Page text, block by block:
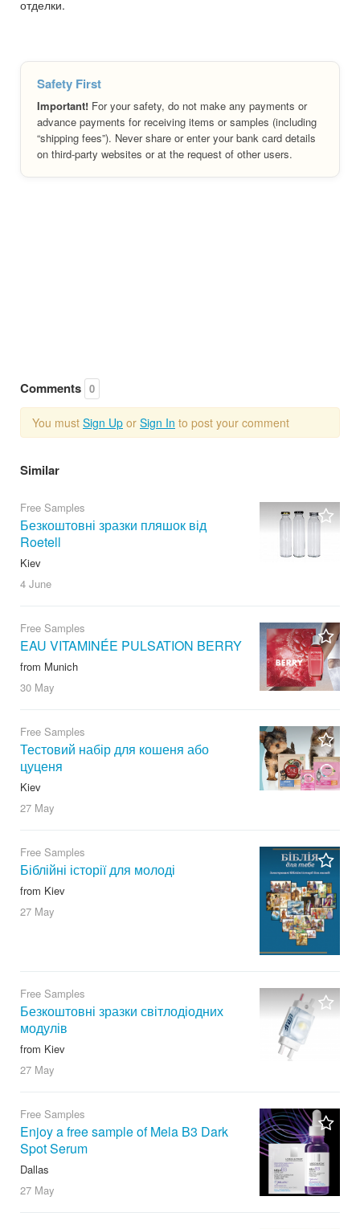
отделки.
Safety First
Important! For your safety, do not make any payments or
advance payments for receiving items or samples (including
“shipping fees”). Never share or enter your bank card details
on third-party websites or at the request of other users.
Comments 0
You must Sign Up or Sign In to post your comment
Similar
Free Samples
Безкоштовні зразки пляшок від
Roetell
Kiev
4 June
Free Samples
EAU VITAMINÉE PULSATION BERRY
from Munich
30 May
Free Samples
Тестовий набір для кошеня або
цуценя
Kiev
27 May
Free Samples
Біблійні історії для молоді
from Kiev
27 May
Free Samples
Безкоштовні зразки світлодіодних
модулів
from Kiev
27 May
Free Samples
Enjoy a free sample of Mela B3 Dark
Spot Serum
Dallas
27 May